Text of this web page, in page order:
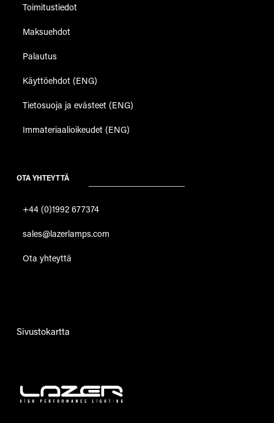
Toimitustiedot
Maksuehdot
Palautus
Käyttöehdot (ENG)
Tietosuoja ja evästeet (ENG)
Immateriaalioikeudet (ENG)
OTA YHTEYTTÄ
+44 (0)1992 677374
sales@lazerlamps.com
Ota yhteyttä
Sivustokartta